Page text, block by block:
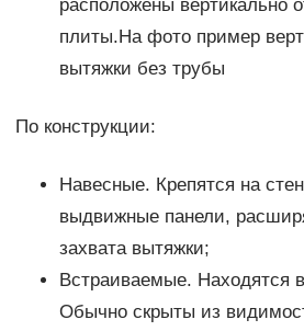
расположены вертикально
плиты.На фото пример
вытяжки без трубы
По конструкции:
Навесные. Крепятся на
выдвижные панели,
захвата вытяжки;
Встраиваемые. Находятся
Обычно скрыты из